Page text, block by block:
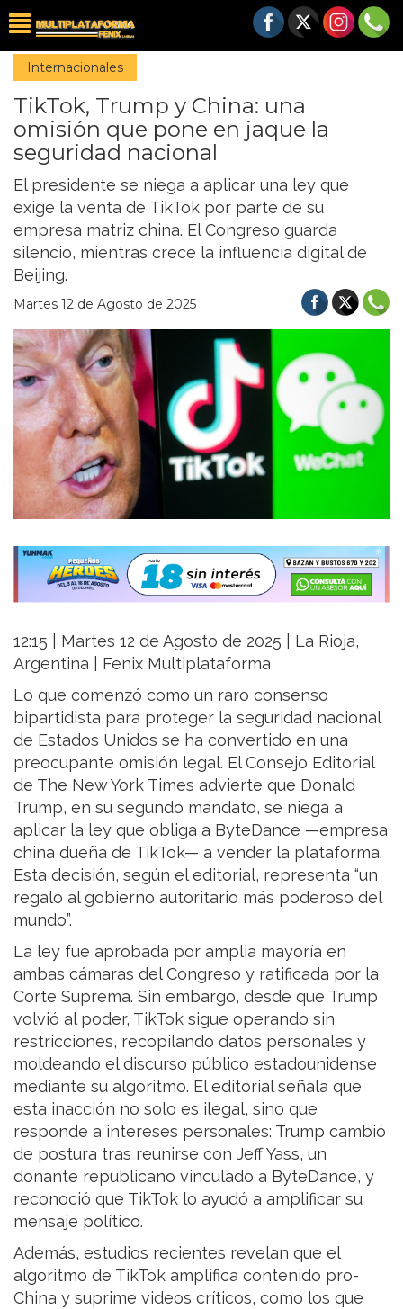
Internacionales
TikTok, Trump y China: una
omisión que pone en jaque la
seguridad nacional
El presidente se niega a aplicar una ley que
exige la venta de TikTok por parte de su
empresa matriz china. El Congreso guarda
silencio, mientras crece la influencia digital de
Beijing.
Martes 12 de Agosto de 2025
12:15 | Martes 12 de Agosto de 2025 | La Rioja,
Argentina | Fenix Multiplataforma
Lo que comenzó como un raro consenso
bipartidista para proteger la seguridad nacional
de Estados Unidos se ha convertido en una
preocupante omisión legal. El Consejo Editorial
de The New York Times advierte que Donald
Trump, en su segundo mandato, se niega a
aplicar la ley que obliga a ByteDance —empresa
china dueña de TikTok— a vender la plataforma.
Esta decisión, según el editorial, representa “un
regalo al gobierno autoritario más poderoso del
mundo”.
La ley fue aprobada por amplia mayoría en
ambas cámaras del Congreso y ratificada por la
Corte Suprema. Sin embargo, desde que Trump
volvió al poder, TikTok sigue operando sin
restricciones, recopilando datos personales y
moldeando el discurso público estadounidense
mediante su algoritmo. El editorial señala que
esta inacción no solo es ilegal, sino que
responde a intereses personales: Trump cambió
de postura tras reunirse con Jeff Yass, un
donante republicano vinculado a ByteDance, y
reconoció que TikTok lo ayudó a amplificar su
mensaje político.
Además, estudios recientes revelan que el
algoritmo de TikTok amplifica contenido pro-
China y suprime videos críticos, como los que